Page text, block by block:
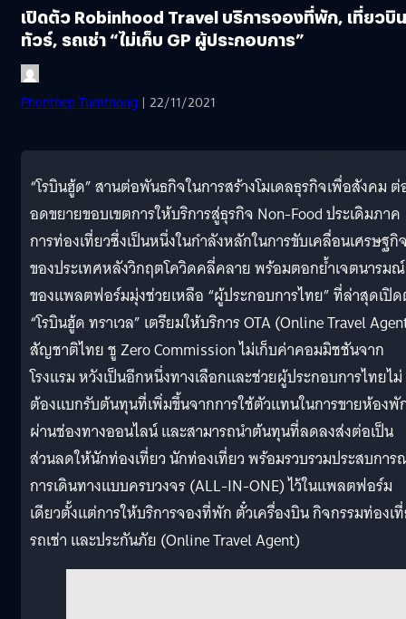
เปิดตัว Robinhood Travel บริการจองที่พัก, เที่ยวบิ
ทัวร์, รถเช่า “ไม่เก็บ GP ผู้ประกอบการ”
Phonthep Tumthong | 22/11/2021
“โรบินฮู้ด” สานต่อพันธกิจในการสร้างโมเดลธุรกิจเพื่อสังคม
อดขยายขอบเขตการให้บริการสู่ธุรกิจ Non-Food ประเดิมภาค
การท่องเที่ยวซึ่งเป็นหนึ่งในกำลังหลักในการขับเคลื่อนเศรษฐกิ
ของประเทศหลังวิกฤตโควิดคลี่คลาย พร้อมตอกย้ำเจตนารมณ์
ของแพลตฟอร์มมุ่งช่วยเหลือ “ผู้ประกอบการไทย” ที่ล่าสุดเปิ
“โรบินฮู้ด ทราเวล” เตรียมให้บริการ OTA (Online Travel
สัญชาติไทย ชู Zero Commission ไม่เก็บค่าคอมมิชชันจาก
โรงแรม หวังเป็นอีกหนึ่งทางเลือกและช่วยผู้ประกอบการไทยไม่
ต้องแบกรับต้นทุนที่เพิ่มขึ้นจากการใช้ตัวแทนในการขายห้องพั
ผ่านช่องทางออนไลน์ และสามารถนำต้นทุนที่ลดลงส่งต่อเป็น
ส่วนลดให้นักท่องเที่ยว นักท่องเที่ยว พร้อมรวบรวมประสบกา
การเดินทางแบบครบวงจร (ALL-IN-ONE) ไว้ในแพลตฟอร์ม
เดียวตั้งแต่การให้บริการจองที่พัก ตั๋วเครื่องบิน กิจกรรมท่องเ
รถเช่า และประกันภัย (Online Travel Agent)